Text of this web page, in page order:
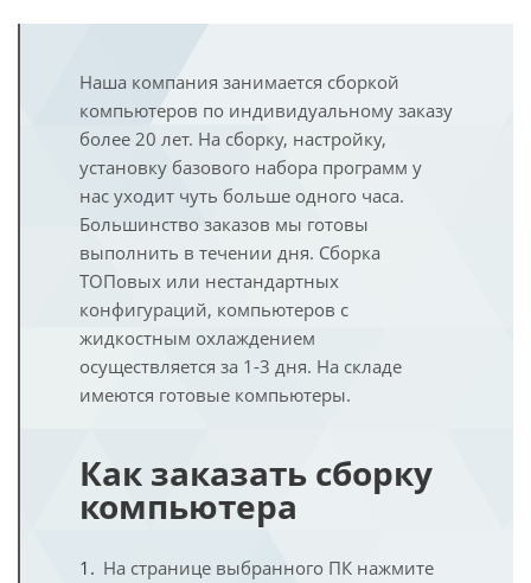
Наша компания занимается сборкой
компьютеров по индивидуальному заказу
более 20 лет. На сборку, настройку,
установку базового набора программ у
нас уходит чуть больше одного часа.
Большинство заказов мы готовы
выполнить в течении дня. Сборка
ТОПовых или нестандартных
конфигураций, компьютеров с
жидкостным охлаждением
осуществляется за 1-3 дня. На складе
имеются готовые компьютеры.
Как заказать сборку
компьютера
На странице выбранного ПК нажмите